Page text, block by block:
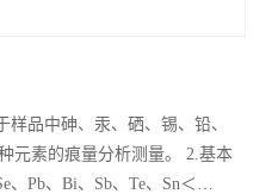
元素的痕量分析测量。 2.基本
Pb、Bi、Sb、Te、Sn＜